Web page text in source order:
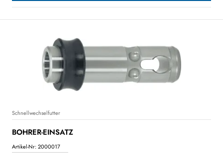
Schnellwechselfutter
BOHRER-EINSATZ
Artikel-Nr: 2000017